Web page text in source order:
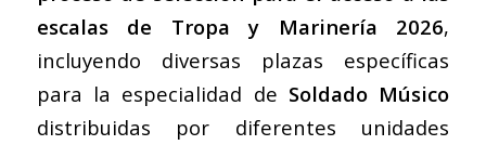
escalas de Tropa y Marinería 2026,
incluyendo diversas plazas específicas
para la especialidad de Soldado Músico
distribuidas por diferentes unidades